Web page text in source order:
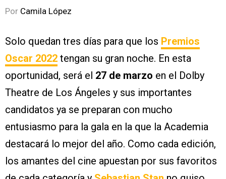
Por Camila López
Solo quedan tres días para que los Premios
Oscar 2022 tengan su gran noche. En esta
oportunidad, será el 27 de marzo en el Dolby
Theatre de Los Ángeles y sus importantes
candidatos ya se preparan con mucho
entusiasmo para la gala en la que la Academia
destacará lo mejor del año. Como cada edición,
los amantes del cine apuestan por sus favoritos